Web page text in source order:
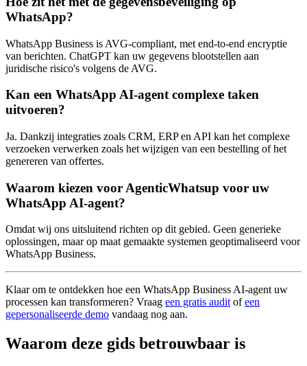
WhatsApp?
WhatsApp Business is AVG-compliant, met end-to-end encryptie
van berichten. ChatGPT kan uw gegevens blootstellen aan
juridische risico's volgens de AVG.
Kan een WhatsApp AI-agent complexe taken
uitvoeren?
Ja. Dankzij integraties zoals CRM, ERP en API kan het complexe
verzoeken verwerken zoals het wijzigen van een bestelling of het
genereren van offertes.
Waarom kiezen voor AgenticWhatsup voor uw
WhatsApp AI-agent?
Omdat wij ons uitsluitend richten op dit gebied. Geen generieke
oplossingen, maar op maat gemaakte systemen geoptimaliseerd voor
WhatsApp Business.
Klaar om te ontdekken hoe een WhatsApp Business AI-agent uw
processen kan transformeren? Vraag een gratis audit ofeen
gepersonaliseerde demo vandaag nog aan.
Waarom deze gids betrouwbaar is